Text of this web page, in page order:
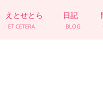
えとせとら
ET CETERA
日記
BLOG